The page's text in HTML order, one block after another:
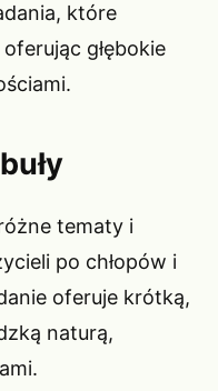
które
głębokie
tematy i
po chłopów i
oferuje krótką,
naturą,